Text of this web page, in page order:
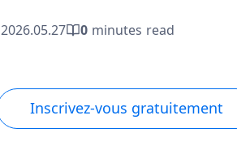
2026.05.27 0 minutes read
Inscrivez-vous gratuitement